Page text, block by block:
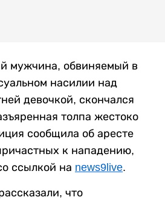
мужчина, обвиняемый в
насилии над
девочкой, скончался
толпа жестоко
сообщила об аресте
к нападению,
ссылкой на news9live.
что